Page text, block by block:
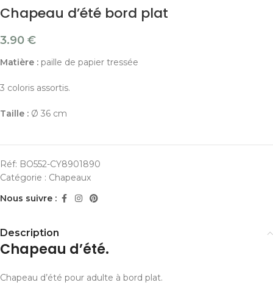
Chapeau d’été bord plat
3.90 €
Matière : paille de papier tressée
3 coloris assortis.
Taille : Ø 36 cm
Réf: BO552-CY8901890
Catégorie : Chapeaux
Nous suivre :
Description
Chapeau d’été.
Chapeau d’été pour adulte à bord plat.